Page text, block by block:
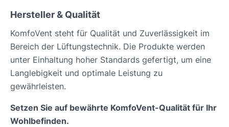
Hersteller & Qualität
KomfoVent steht für Qualität und Zuverlässigkeit im
Bereich der Lüftungstechnik. Die Produkte werden
unter Einhaltung hoher Standards gefertigt, um eine
Langlebigkeit und optimale Leistung zu
gewährleisten.
Setzen Sie auf bewährte KomfoVent-Qualität für Ihr
Wohlbefinden.